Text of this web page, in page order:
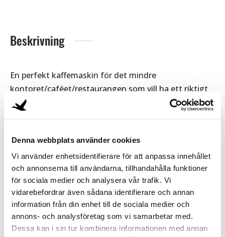
Denna webbplats använder cookies
Vi använder enhetsidentifierare för att anpassa innehållet
och annonserna till användarna, tillhandahålla funktioner
för sociala medier och analysera vår trafik. Vi
vidarebefordrar även sådana identifierare och annan
information från din enhet till de sociala medier och
annons- och analysföretag som vi samarbetar med.
Dessa kan i sin tur kombinera informationen med annan
Beskrivning
En perfekt kaffemaskin för det mindre
kontoret/caféet/restaurangen som vill ha ett riktigt
gott bryggkaffe.
Dubbla kannor och värmeplattor ingår vilket gör att
kaffet räcker till många.
Kaffemaskinen har nya ThermoKinetic tekniken där
vattnet får perfekt temperatur under hela
bryggprocessen vilket ger ett bryggkaffe av högsta
klass och klarar European Coffee Brewing Centre
höga kvalitetskrav.